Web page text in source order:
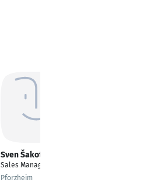
Sven Šakota
Sales Manager
Pforzheim